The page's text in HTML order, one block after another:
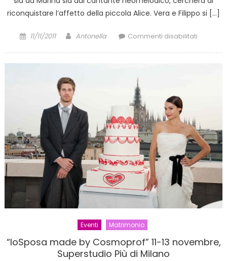
riconquistare l’affetto della piccola Alice. Vera e Filippo si […]
Posted
11/11/2011 Author
Antonella Commenti disabilitatisu
venerdì
11
2011
Eventi Matrimonio
“IoSposa made by Cosmoprof” 11-13 novembre,
Superstudio Più di Milano